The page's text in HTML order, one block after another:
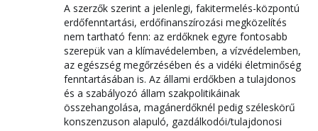
A szerzők szerint a jelenlegi, fakitermelés-központú
erdőfenntartási, erdőfinanszírozási megközelítés
nem tartható fenn: az erdőknek egyre fontosabb
szerepük van a klímavédelemben, a vízvédelemben,
az egészség megőrzésében és a vidéki életminőség
fenntartásában is. Az állami erdőkben a tulajdonos
és a szabályozó állam szakpolitikáinak
összehangolása, magánerdőknél pedig széleskörű
konszenzuson alapuló, gazdálkodói/tulajdonosi